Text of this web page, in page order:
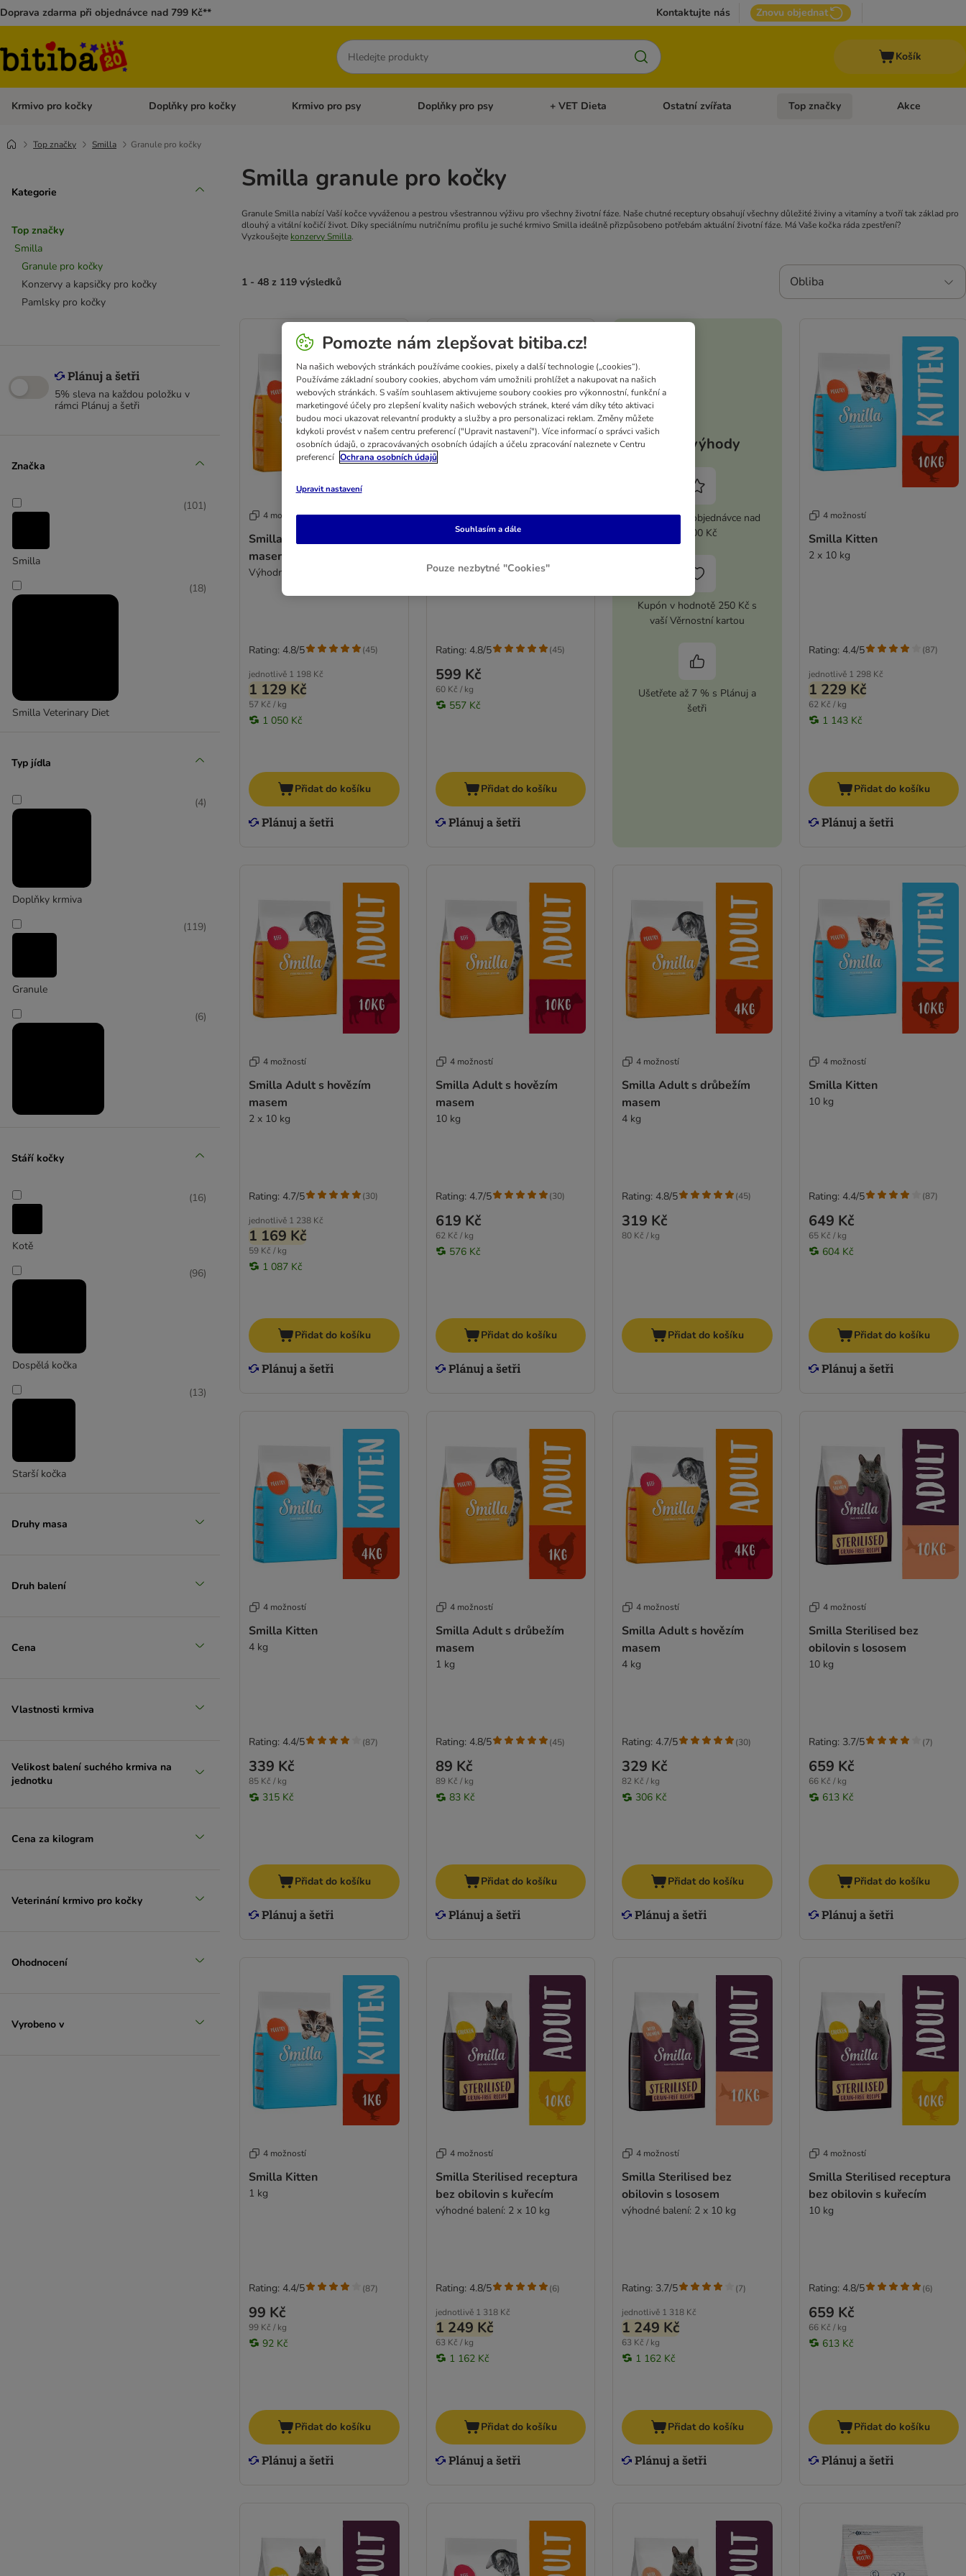
Doprava zdarma při objednávce nad 799 Kč** Kontaktujte nás Znovu objednat
Hledat
Košík
Krmivo pro kočky Otevřít menu: Krmivo pro kočky
Doplňky pro kočky Otevřít menu: Doplňky pro kočky
Krmivo pro psy Otevřít menu: Krmivo pro psy
Doplňky pro psy Otevřít menu: Doplňky pro psy
+ VET Dieta Otevřít menu: + VET Dieta
Ostatní zvířata Otevřít menu: Ostatní zvířata
Top značky Otevřít menu:
Akce
Top značky Smilla Granule pro kočky
Kategorie
Top značky
Smilla
Granule pro kočky
Konzervy a kapsičky pro kočky
Pamlsky pro kočky
5% sleva na každou položku v
rámci Plánuj a šetři
Značka
Smilla
(101)
Smilla Veterinary Diet
(18)
Typ jídla
Doplňky krmiva
(4)
Granule
(119)
(6)
(6)
Stáří kočky
Kotě
(16)
Dospělá kočka
(96)
Starší kočka
(13)
Druhy masa
Druh balení
Cena
Vlastnosti krmiva
Velikost balení suchého krmiva na
jednotku
Cena za kilogram
Veterinání krmivo pro kočky
Ohodnocení
Vyrobeno v
Smilla granule pro kočky
Granule Smilla nabízí Vaší kočce vyváženou a pestrou všestrannou výživu pro všechny životní fáze. Naše chutné receptury obsahují všechny důležité živiny a vitamíny a tvoří tak základ pro
dlouhý a vitální kočičí život. Díky speciálnímu nutričnímu profilu je suché krmivo Smilla ideálně přizpůsobeno potřebám aktuální životní fáze. Má Vaše kočka ráda zpestření?
Vyzkoušejte konzervy Smilla.
1 - 48 z 119 výsledků Obliba
4 možností
Smilla Adult s drůbežím
masem
Výhodné balení: 2 x 10 kg
jednotlivě 1 198 Kč
1 129 Kč
57 Kč / kg
1 050 Kč
Rating: 4.8/5 (45)
Přidat do košíku
4 možností
10 kg
599 Kč
60 Kč / kg
557 Kč
Rating: 4.8/5 (45)
Přidat do košíku
Vaše výhody
5% sleva při objednávce nad
2 100 Kč
Kupón v hodnotě 250 Kč s
vaší Věrnostní kartou
Ušetřete až 7 % s Plánuj a
šetři
4 možností
Smilla Kitten
2 x 10 kg
jednotlivě 1 298 Kč
1 229 Kč
62 Kč / kg
1 143 Kč
Rating: 4.4/5 (87)
Přidat do košíku
4 možností
Smilla Adult s hovězím
masem
2 x 10 kg
jednotlivě 1 238 Kč
1 169 Kč
59 Kč / kg
1 087 Kč
Rating: 4.7/5 (30)
Přidat do košíku
4 možností
Smilla Adult s hovězím
masem
10 kg
619 Kč
62 Kč / kg
576 Kč
Rating: 4.7/5 (30)
Přidat do košíku
4 možností
Smilla Adult s drůbežím
masem
4 kg
319 Kč
80 Kč / kg
Rating: 4.8/5 (45)
Přidat do košíku
4 možností
Smilla Kitten
10 kg
649 Kč
65 Kč / kg
604 Kč
Rating: 4.4/5 (87)
Přidat do košíku
4 možností
Smilla Kitten
4 kg
339 Kč
85 Kč / kg
315 Kč
Rating: 4.4/5 (87)
Přidat do košíku
4 možností
Smilla Adult s drůbežím
masem
1 kg
89 Kč
89 Kč / kg
83 Kč
Rating: 4.8/5 (45)
Přidat do košíku
4 možností
Smilla Adult s hovězím
masem
4 kg
329 Kč
82 Kč / kg
306 Kč
Rating: 4.7/5 (30)
Přidat do košíku
4 možností
Smilla Sterilised bez
obilovin s lososem
10 kg
659 Kč
66 Kč / kg
613 Kč
Rating: 3.7/5 (7)
Přidat do košíku
4 možností
Smilla Kitten
1 kg
99 Kč
99 Kč / kg
92 Kč
Rating: 4.4/5 (87)
Přidat do košíku
4 možností
Smilla Sterilised receptura
bez obilovin s kuřecím
výhodné balení: 2 x 10 kg
jednotlivě 1 318 Kč
1 249 Kč
63 Kč / kg
1 162 Kč
Rating: 4.8/5 (6)
Přidat do košíku
4 možností
Smilla Sterilised bez
obilovin s lososem
výhodné balení: 2 x 10 kg
jednotlivě 1 318 Kč
1 249 Kč
63 Kč / kg
1 162 Kč
Rating: 3.7/5 (7)
Přidat do košíku
4 možností
Smilla Sterilised receptura
bez obilovin s kuřecím
10 kg
659 Kč
66 Kč / kg
613 Kč
Rating: 4.8/5 (6)
Přidat do košíku
Pomozte nám zlepšovat bitiba.cz!
Na našich webových stránkách používáme cookies, pixely a další technologie („cookies“).
Používáme základní soubory cookies, abychom vám umožnili prohlížet a nakupovat na našich
webových stránkách. S vaším souhlasem aktivujeme soubory cookies pro výkonnostní, funkční a
marketingové účely pro zlepšení kvality našich webových stránek, které vám díky této aktivaci
budou moci ukazovat relevantní produkty a služby a pro personalizaci reklam. Změny můžete
kdykoli provést v našem centru preferencí ("Upravit nastavení"). Více informací o správci vašich
osobních údajů, o zpracovávaných osobních údajích a účelu zpracování naleznete v Centru
preferencí Ochrana osobních údajů
Upravit nastavení
Pouze nezbytné "Cookies"
Souhlasím a dále